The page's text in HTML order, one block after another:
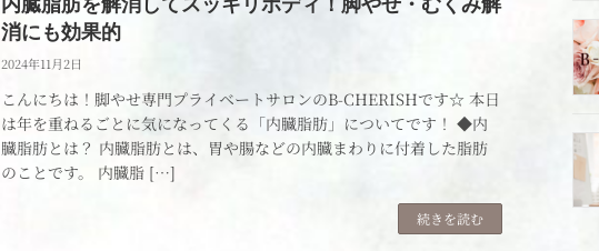
内臓脂肪を解消してスッキリボディ！脚やせ・むくみ解
消にも効果的
2024年11月2日
こんにちは！脚やせ専門プライベートサロンのB-CHERISHです☆ 本日
は年を重ねるごとに気になってくる「内臓脂肪」についてです！ ◆内
臓脂肪とは？ 内臓脂肪とは、胃や腸などの内臓まわりに付着した脂肪
のことです。 内臓脂 […]
続きを読む